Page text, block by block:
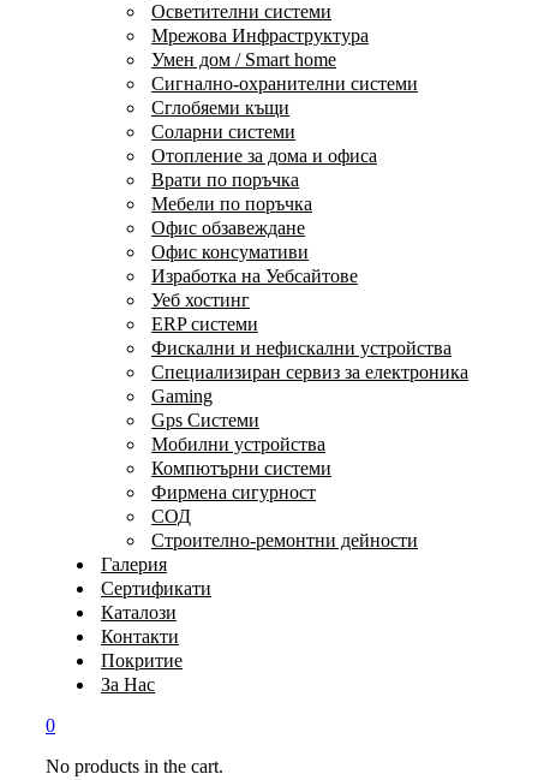
Осветителни системи
Мрежова Инфраструктура
Умен дом / Smart home
Сигнално-охранителни системи
Сглобяеми къщи
Соларни системи
Отопление за дома и офиса
Врати по поръчка
Мебели по поръчка
Офис обзавеждане
Офис консумативи
Изработка на Уебсайтове
Уеб хостинг
ERP системи
Фискални и нефискални устройства
Специализиран сервиз за електроника
Gaming
Gps Системи
Мобилни устройства
Компютърни системи
Фирмена сигурност
СОД
Строително-ремонтни дейности
Галерия
Сертификати
Каталози
Контакти
Покритие
За Нас
0
No products in the cart.